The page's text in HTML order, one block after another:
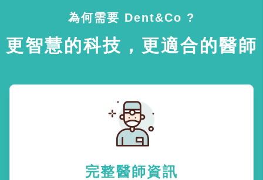
為何需要 Dent&Co ?
更智慧的科技，更適合的醫師
完整醫師資訊